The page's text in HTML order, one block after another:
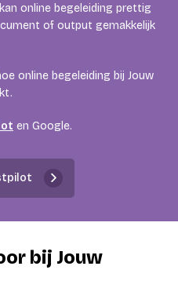
online begeleiding prettig
of output gemakkelijk
online begeleiding bij Jouw
en Google.
bij Jouw